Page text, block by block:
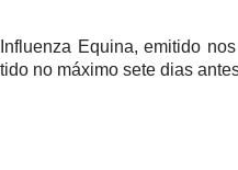
Equina, emitido
no máximo sete dias